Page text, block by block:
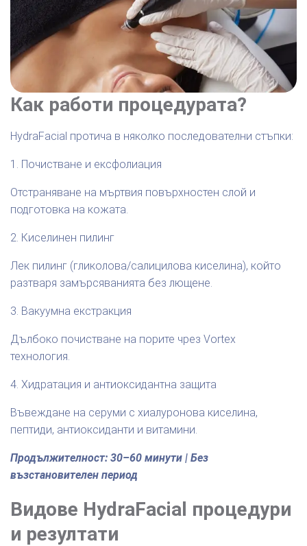
Как работи процедурата?
HydraFacial протича в няколко последователни стъпки:
1. Почистване и ексфолиация
Отстраняване на мъртвия повърхностен слой и
подготовка на кожата.
2. Киселинен пилинг
Лек пилинг (гликолова/салицилова киселина), който
разтваря замърсяванията без лющене.
3. Вакуумна екстракция
Дълбоко почистване на порите чрез Vortex
технология.
4. Хидратация и антиоксидантна защита
Въвеждане на серуми с хиалуронова киселина,
пептиди, антиоксиданти и витамини.
Продължителност: 30–60 минути | Без
възстановителен период
Видове HydraFacial процедури
и резултати